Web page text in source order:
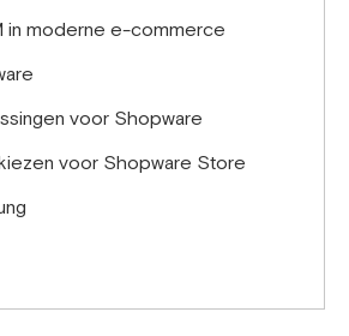
dat dit ten koste gaat van de
in moderne e-commerce
voor Shopware
voor Shopware Store